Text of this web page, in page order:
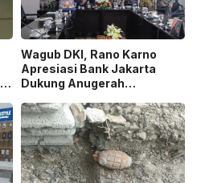
Wagub DKI, Rano Karno
Apresiasi Bank Jakarta
Dukung Anugerah
Dorong Karya Berkualitas
Sambut 5 Abad Jakarta